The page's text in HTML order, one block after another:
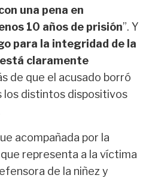
una pena en
10 años de prisión”. Y
para la integridad de la
claramente
de que el acusado borró
distintos dispositivos
acompañada por la
representa a la víctima
de la niñez y